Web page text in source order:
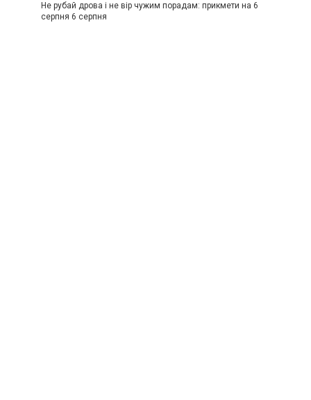
Не рубай дрова і не вір чужим порадам: прикмети на 6
серпня 6 серпня